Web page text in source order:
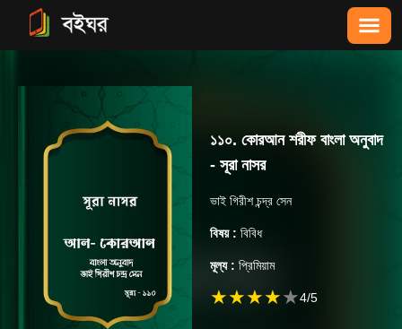
১১০. কোরআন শরীফ বাংলা অনুবাদ
- সূরা নাসর
ভাই গিরীশ চন্দ্র সেন
বিষয় : বিবিধ
মূল্য : প্রিমিয়াম
★★★★★4/5